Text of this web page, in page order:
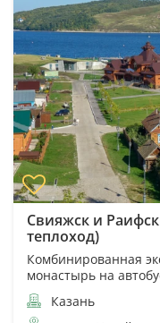
Свияжск и
теплоход)
Комбинированная
монастырь на
Казань